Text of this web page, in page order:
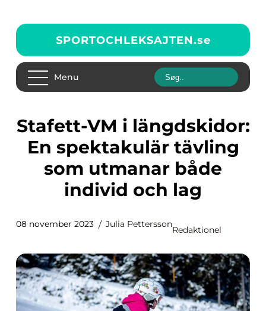
SPORTOCHLEKSAJTEN.se
Menu
Stafett-VM i längdskidor:
En spektakulär tävling
som utmanar både
individ och lag
08 november 2023 Julia Pettersson
Redaktionel